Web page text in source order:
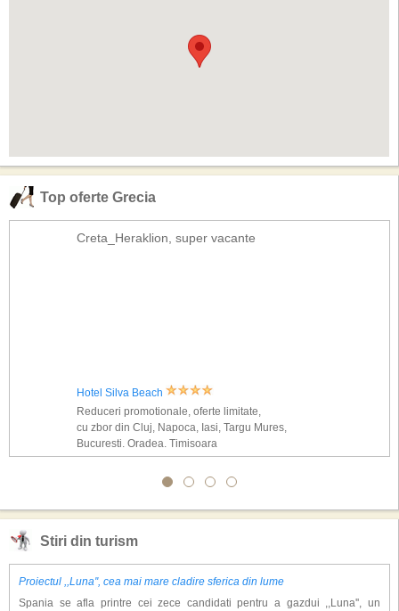
Top oferte Grecia
Creta_Heraklion, super vacante
Hotel Silva Beach
Reduceri promotionale, oferte limitate,
cu zbor din Cluj, Napoca, Iasi, Targu Mures,
Bucuresti, Oradea, Timisoara
Stiri din turism
Proiectul ,,Luna'', cea mai mare cladire sferica din lume
Spania se afla printre cei zece candidati pentru a gazdui ,,Luna'', un